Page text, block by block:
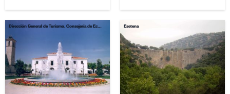
Dirección General de Turismo. Consejería de Economía e Innovación Tecnológica. Comunidad de Madrid Esetena